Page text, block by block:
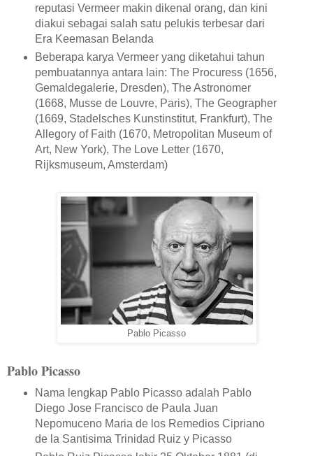
reputasi Vermeer makin dikenal orang, dan kini
diakui sebagai salah satu pelukis terbesar dari
Era Keemasan Belanda
Beberapa karya Vermeer yang diketahui tahun
pembuatannya antara lain: The Procuress (1656,
Gemaldegalerie, Dresden), The Astronomer
(1668, Musse de Louvre, Paris), The Geographer
(1669, Stadelsches Kunstinstitut, Frankfurt), The
Allegory of Faith (1670, Metropolitan Museum of
Art, New York), The Love Letter (1670,
Rijksmuseum, Amsterdam)
Pablo Picasso
Pablo Picasso
Nama lengkap Pablo Picasso adalah Pablo
Diego Jose Francisco de Paula Juan
Nepomuceno Maria de los Remedios Cipriano
de la Santisima Trinidad Ruiz y Picasso